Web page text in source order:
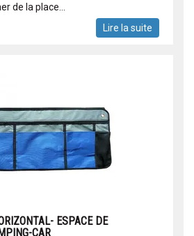
de la place...
Lire la suite
ESPACE DE
CAR